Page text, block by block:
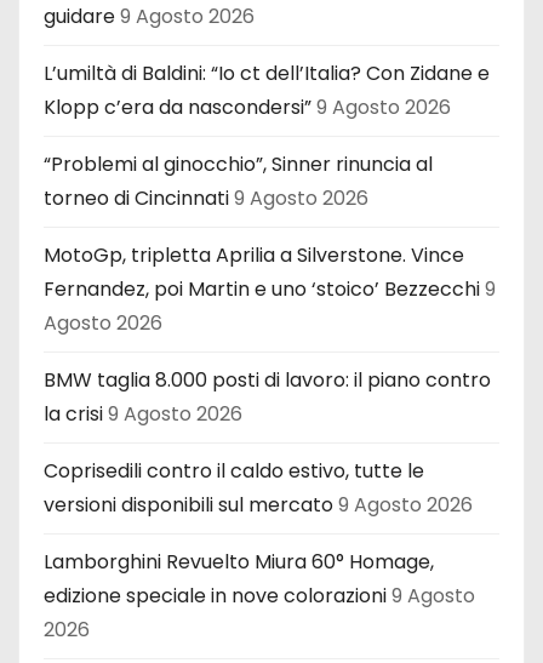
guidare9 Agosto 2026
L’umiltà di Baldini: “Io ct dell’Italia? Con Zidane e
Klopp c’era da nascondersi”9 Agosto 2026
“Problemi al ginocchio”, Sinner rinuncia al
torneo di Cincinnati9 Agosto 2026
MotoGp, tripletta Aprilia a Silverstone. Vince
Fernandez, poi Martin e uno ‘stoico’ Bezzecchi9
Agosto 2026
BMW taglia 8.000 posti di lavoro: il piano contro
la crisi9 Agosto 2026
Coprisedili contro il caldo estivo, tutte le
versioni disponibili sul mercato9 Agosto 2026
Lamborghini Revuelto Miura 60° Homage,
edizione speciale in nove colorazioni9 Agosto
2026